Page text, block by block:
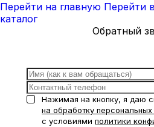
Перейти на главную Перейти
каталог
Обратный
Нажимая на кнопку, я даю
на обработку
с условиями политики